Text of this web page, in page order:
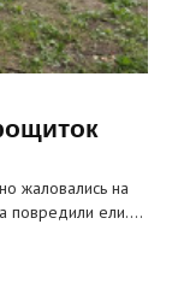
жаловались на
повредили ели.…